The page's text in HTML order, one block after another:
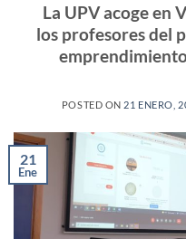
La UPV acoge en
los profesores del
POSTED ON 21 ENERO,
21
Ene